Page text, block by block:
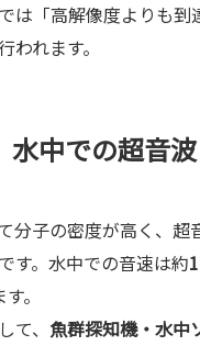
は「高解像度よりも到
われます。
水中での超音波
分子の密度が高く、超
す。水中での音速は約
。
て、 魚群探知機・水中